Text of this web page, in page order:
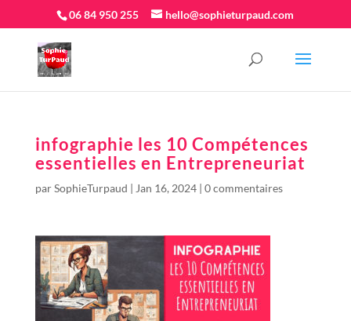
06 84 950 255 hello@sophieturpaud.com
infographie les 10 Compétences
essentielles en Entrepreneuriat
parSophieTurpaud | Jan 16, 2024| 0 commentaires